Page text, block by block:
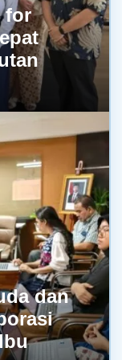
for
dan